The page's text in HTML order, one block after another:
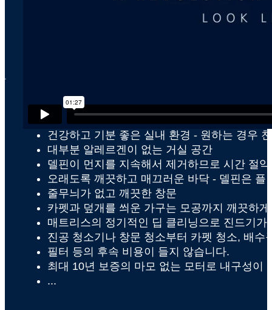
x
델핀은 어떤 이점을 제공하
델핀이 장단기적으로 가져다주는 몇 가지 이점은 다음과
건강하고 기분 좋은 실내 환경 - 원하는 경우
대부분 알레르겐이 없는 거실 공간
델핀이 먼지를 지속해서 제거하므로 시간 절약
오래도록 깨끗하고 매끄러운 바닥 - 델핀은
줄무늬가 없고 깨끗한 창문
카펫과 덮개를 씌운 가구는 모공까지 깨끗하
매트리스의 정기적인 딥 클리닝으로 진드기
진공 청소기나 창문 청소부터 카펫 청소, 배
필터 등의 후속 비용이 들지 않습니다.
최대 10년 보증의 마모 없는 모터로 내구성이
...